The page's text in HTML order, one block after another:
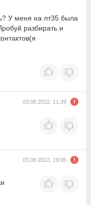
У меня на лт35 была
разбирать и
03.08.2022, 11:39
03.08.2022, 19:05